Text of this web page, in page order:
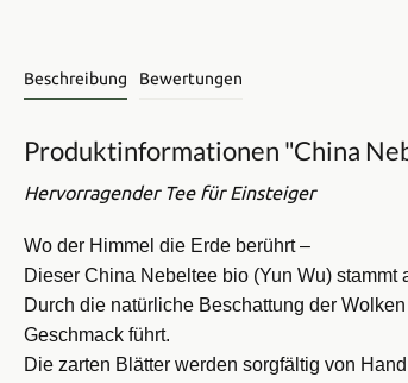
Beschreibung Bewertungen
Produktinformationen "China
Hervorragender Tee für Einsteiger
Wo der Himmel die Erde berührt –
Dieser China Nebeltee bio (Yun Wu)
Durch die natürliche Beschattung der
Geschmack führt.
Die zarten Blätter werden sorgfältig von